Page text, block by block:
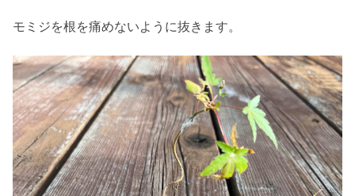
モミジを根を痛めないように抜きます。